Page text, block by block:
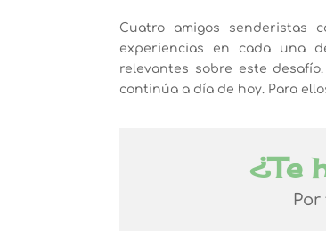
Cuatro amigos senderistas
experiencias en cada una
relevantes sobre este
continúa a día de hoy. Para
¿Te